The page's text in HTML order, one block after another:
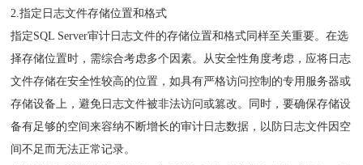
2.指定日志文件存储位置和格式
指定SQL Server审计日志文件的存储位置和格式同样至关重要。在选
择存储位置时，需综合考虑多个因素。从安全性角度考虑，应将日志
文件存储在安全性较高的位置，如具有严格访问控制的专用服务器或
存储设备上，避免日志文件被非法访问或篡改。同时，要确保存储设
备有足够的空间来容纳不断增长的审计日志数据，以防日志文件因空
间不足而无法正常记录。